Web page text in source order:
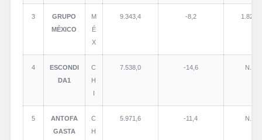
3
GRUPO
MÉXICO
M
É
X
9.343,4 -8,2 1.822,1
4
ESCONDI
DA1
C
H
7.538,0 -14,6 N.D.
5
ANTOFA
GASTA
C
H
5.971,6 -11,4 N.D.